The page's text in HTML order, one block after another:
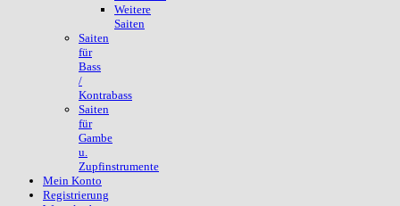
Weitere
Saiten
Saiten
für
Bass
/
Kontrabass
Saiten
für
Gambe
u.
Zupfinstrumente
Mein Konto
Registrierung